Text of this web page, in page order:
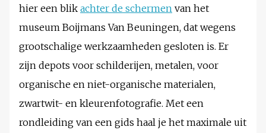
hier een blik achter de schermen van het
museum Boijmans Van Beuningen, dat wegens
grootschalige werkzaamheden gesloten is. Er
zijn depots voor schilderijen, metalen, voor
organische en niet-organische materialen,
zwartwit- en kleurenfotografie. Met een
rondleiding van een gids haal je het maximale uit